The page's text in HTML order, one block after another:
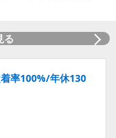
る
率100%/年休130